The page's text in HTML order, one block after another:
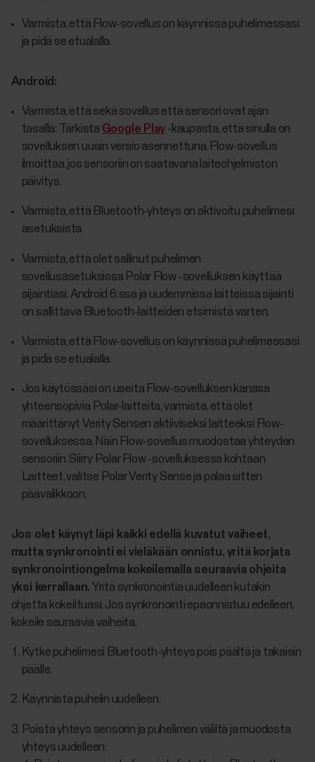
Varmista, että Flow-sovellus on käynnissä puhelimessasi
ja pidä se etualalla.
Android:
Varmista, että sekä sovellus että sensori ovat ajan
tasalla: Tarkista Google Play ‑kaupasta, että sinulla on
sovelluksen uusin versio asennettuna. Flow-sovellus
ilmoittaa, jos sensoriin on saatavana laiteohjelmiston
päivitys.
Varmista, että Bluetooth-yhteys on aktivoitu puhelimesi
asetuksista.
Varmista, että olet sallinut puhelimen
sovellusasetuksissa Polar Flow -sovelluksen käyttää
sijaintiasi. Android 6:ssa ja uudemmissa laitteissa sijainti
on sallittava Bluetooth-laitteiden etsimistä varten.
Varmista, että Flow-sovellus on käynnissä puhelimessasi
ja pidä se etualalla.
Jos käytössäsi on useita Flow-sovelluksen kanssa
yhteensopivia Polar-laitteita, varmista, että olet
määrittänyt Verity Sensen aktiiviseksi laitteeksi Flow-
sovelluksessa. Näin Flow-sovellus muodostaa yhteyden
sensoriin. Siirry Polar Flow ‑sovelluksessa kohtaan
Laitteet, valitse Polar Verity Sense ja palaa sitten
päävalikkoon.
Jos olet käynyt läpi kaikki edellä kuvatut vaiheet,
mutta synkronointi ei vieläkään onnistu, yritä korjata
synkronointiongelma kokeilemalla seuraavia ohjeita
yksi kerrallaan. Yritä synkronointia uudelleen kutakin
ohjetta kokeiltuasi. Jos synkronointi epäonnistuu edelleen,
kokeile seuraavia vaiheita.
Kytke puhelimesi Bluetooth-yhteys pois päältä ja takaisin
päälle.
Käynnistä puhelin uudelleen.
Poista yhteys sensorin ja puhelimen väliltä ja muodosta
yhteys uudelleen: